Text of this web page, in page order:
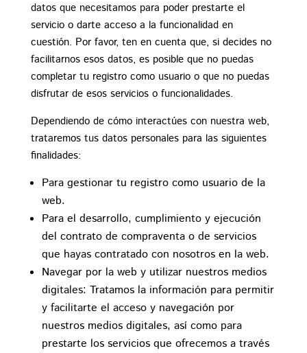
datos que necesitamos para poder prestarte el
servicio o darte acceso a la funcionalidad en
cuestión. Por favor, ten en cuenta que, si decides no
facilitarnos esos datos, es posible que no puedas
completar tu registro como usuario o que no puedas
disfrutar de esos servicios o funcionalidades.
Dependiendo de cómo interactúes con nuestra web,
trataremos tus datos personales para las siguientes
finalidades:
Para gestionar tu registro como usuario de la
web.
Para el desarrollo, cumplimiento y ejecución
del contrato de compraventa o de servicios
que hayas contratado con nosotros en la web.
Navegar por la web y utilizar nuestros medios
digitales: Tratamos la información para permitir
y facilitarte el acceso y navegación por
nuestros medios digitales, así como para
prestarte los servicios que ofrecemos a través